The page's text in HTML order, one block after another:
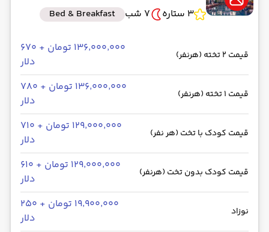
ایران ایرتور -Economy
مدت سفر: 02:20
از فرودگاه بین‌المللی کوالالامپور KUL
حرکت از مبدا: 14:00
به فرودگاه بین‌المللی انگوراه رای DPS
رسیدن به مقصد : 17:00
از فرودگاه بین‌المللی انگوراه رای DPS
3 ستاره
7 شب Bed & Breakfast
قیمت 2 تخته (هرنفر)
۱۳۶٬۰۰۰٬۰۰۰ تومان + ۶۷۰
دلار
قیمت 1 تخته (هرنفر)
۱۳۶٬۰۰۰٬۰۰۰ تومان + ۷۸۰
دلار
قیمت کودک با تخت (هر نفر)
۱۲۹٬۰۰۰٬۰۰۰ تومان + ۷۱۰
دلار
قیمت کودک بدون تخت (هرنفر)
۱۲۹٬۰۰۰٬۰۰۰ تومان + ۶۱۰
دلار
نوزاد
۱۹٬۹۰۰٬۰۰۰ تومان + ۲۵۰
دلار